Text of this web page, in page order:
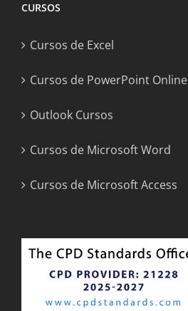
CURSOS
Cursos de Excel
Cursos de PowerPoint Online
Outlook Cursos
Cursos de Microsoft Word
Cursos de Microsoft Access